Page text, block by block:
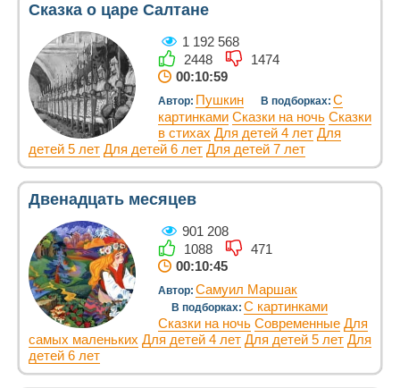
Сказка о царе Салтане
1 192 568
2448
1474
00:10:59
Автор: Пушкин В подборках: С
картинками Сказки на ночь Сказки
в стихах Для детей 4 лет Для
детей 5 лет Для детей 6 лет Для детей 7 лет
Двенадцать месяцев
901 208
1088
471
00:10:45
Автор: Самуил Маршак
В подборках: С картинками
Сказки на ночь Современные Для
самых маленьких Для детей 4 лет Для детей 5 лет Для
детей 6 лет